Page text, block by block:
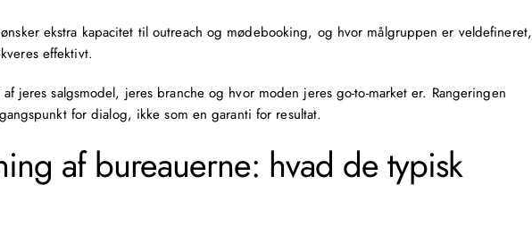
ekstra kapacitet til outreach og mødebooking, og hvor målgruppen er veldefineret,
effektivt.
jeres salgsmodel, jeres branche og hvor moden jeres go-to-market er. Rangeringen
for dialog, ikke som en garanti for resultat.
af bureauerne: hvad de typisk